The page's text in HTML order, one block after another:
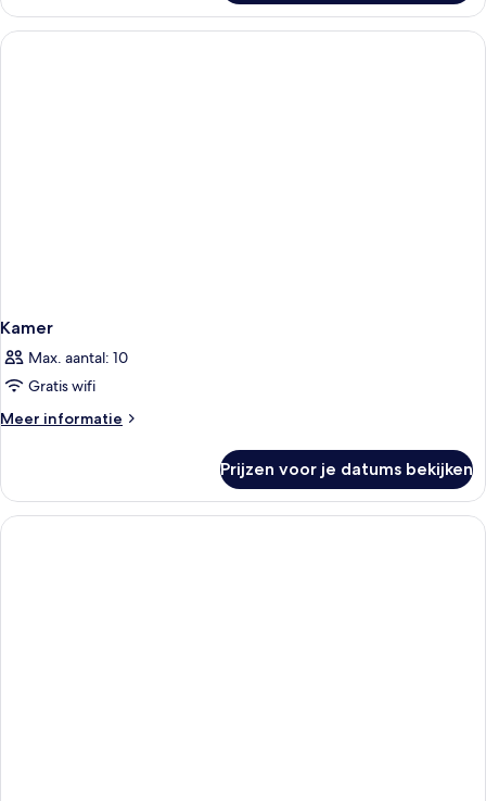
WITH
SHARED
BATHROOM
Kamer
Max. aantal: 10
Gratis wifi
Meer informatie
Meer
Prijzen voor je datums bekijken